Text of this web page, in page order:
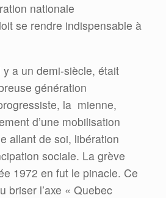
nationale
se rendre indispensable à
y a un demi-siècle, était
génération
la mienne,
d’une mobilisation
allant de soi, libération
sociale. La grève
1972 en fut le pinacle. Ce
briser l’axe « Quebec